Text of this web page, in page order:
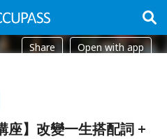
Share Open with app
座】改變一生搭配詞 +